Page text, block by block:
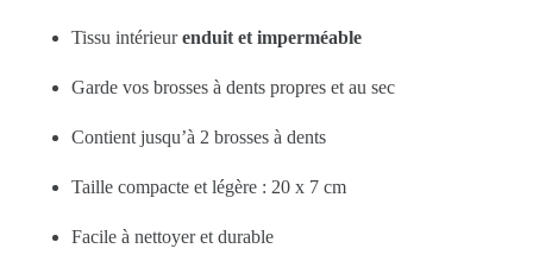
Tissu intérieurenduit et imperméable
Garde vos brosses à dents propres et au sec
Contient jusqu’à 2 brosses à dents
Taille compacte et légère : 20 x 7 cm
Facile à nettoyer et durable